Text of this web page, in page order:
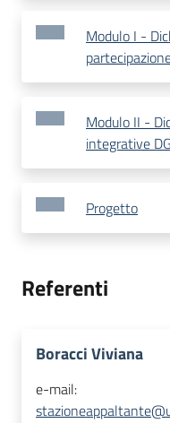
Modulo I -
Modulo II -
integrative
Progetto
Referenti
Boracci Viviana
e-mail: